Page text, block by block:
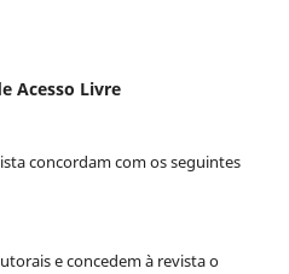
Acesso Livre
concordam com os seguintes
e concedem à revista o